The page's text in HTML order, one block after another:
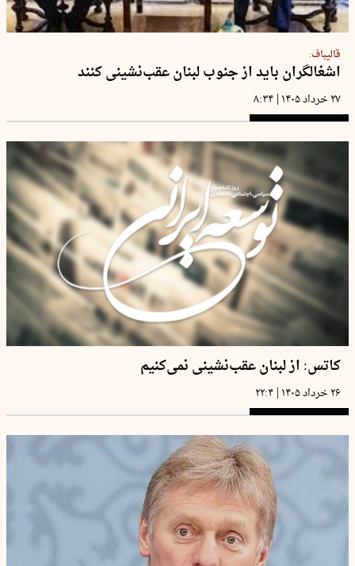
قالیباف:
اشغالگران باید از جنوب لبنان عقب‌نشینی کنند
۲۷ خرداد ۱۴۰۵ | ۸:۳۴
کاتس: از لبنان عقب‌نشینی نمی‌کنیم
۲۶ خرداد ۱۴۰۵ | ۲۲:۴